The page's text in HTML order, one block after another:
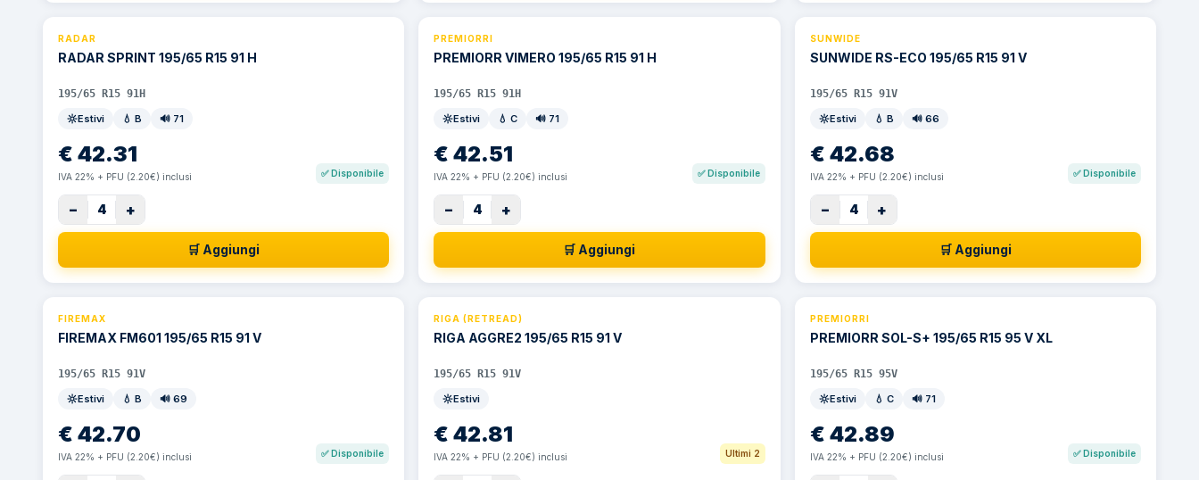
RADAR
RADAR SPRINT 195/65 R15 91 H
195/65 R15 91H
Estivi
💧 B 🔊 71
€ 42.31
IVA 22% + PFU (2.20€) inclusi ✅Disponibile
− 4 +
🛒 Aggiungi
PREMIORRI
PREMIORR VIMERO 195/65 R15 91 H
195/65 R15 91H
Estivi
💧C 🔊 71
€42.51
IVA 22% + PFU (2.20€) inclusi ✅Disponibile
− 4 +
🛒 Aggiungi
SUNWIDE
SUNWIDE RS-ECO 195/65 R15 91 V
195/65 R15 91V
Estivi
💧 B 🔊 66
€ 42.68
IVA 22% + PFU (2.20€) inclusi ✅Disponibile
− 4 +
🛒 Aggiungi
FIREMAX
FIREMAX FM601 195/65 R15 91 V
195/65 R15 91V
Estivi
💧 B 🔊 69
€ 42.70
IVA 22% + PFU (2.20€) inclusi ✅Disponibile
RIGA (RETREAD)
RIGA AGGRE2 195/65 R15 91 V
195/65 R15 91V
Estivi
€42.81
IVA 22% + PFU (2.20€) inclusi Ultimi 2
PREMIORRI
PREMIORR SOL-S+ 195/65 R15 95 V XL
195/65 R15 95V
Estivi
💧 C 🔊 71
€ 42.89
IVA 22% + PFU (2.20€) inclusi ✅Disponibile